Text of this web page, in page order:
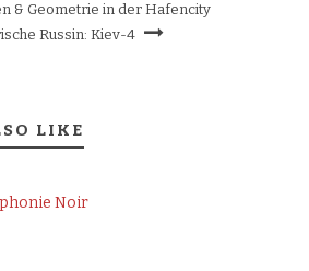
& Geometrie in der Hafencity
Russin: Kiev-4
LIKE
Noir